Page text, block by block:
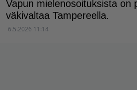
Vapun mielenosoituksista on
väkivaltaa Tampereella.
6.5.2026 11:14